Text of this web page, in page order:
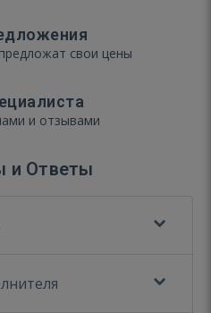
свои цены
и отзывами
и Ответы